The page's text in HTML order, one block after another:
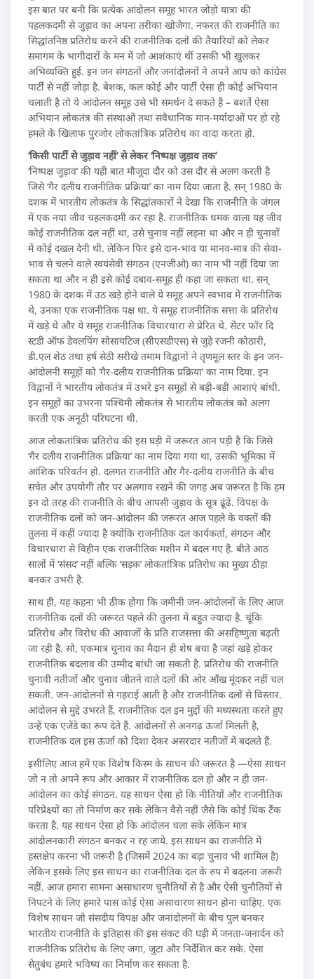
इस बात पर बनी कि प्रत्येक आंदोलन समूह भारत जोड़ो यात्रा की
पहलकदमी से जुड़ाव का अपना तरीका खोजेगा. नफरत की राजनीति का
सिद्धांतनिष्ठ प्रतिरोध करने की राजनीतिक दलों की तैयारियों को लेकर
समागम के भागीदारों के मन में जो आशंकाएं थीं उसकी भी खुलकर
अभिव्यक्ति हुई. इन जन संगठनों और जनांदोलनों ने अपने आप को कांग्रेस
पार्टी से नहीं जोड़ा है. बेशक, कल कोई और पार्टी ऐसा ही कोई अभियान
चलाती है तो ये आंदोलन समूह उसे भी समर्थन दे सकते हैं – बशर्ते ऐसा
अभियान लोकतंत्र की संस्थाओं तथा संवैधानिक मान-मर्यादाओं पर हो रहे
हमले के खिलाफ पुरजोर लोकतांत्रिक प्रतिरोध का वादा करता हो.
‘किसी पार्टी से जुड़ाव नहीं’ से लेकर ‘निष्पक्ष जुड़ाव तक’
‘निष्पक्ष जुड़ाव’ की यही बात मौजूदा दौर को उस दौर से अलग करती है
जिसे ‘गैर दलीय राजनीतिक प्रक्रिया’ का नाम दिया जाता है. सन् 1980 के
दशक में भारतीय लोकतंत्र के सिद्धांतकारों ने देखा कि राजनीति के जंगल
में एक नया जीव चहलकदमी कर रहा है. राजनीतिक धमक वाला यह जीव
कोई राजनीतिक दल नहीं था, उसे चुनाव नहीं लड़ना था और न ही चुनावों
में कोई दखल देनी थी. लेकिन फिर इसे दान-भाव या मानव-मात्र की सेवा-
भाव से चलने वाले स्वयंसेवी संगठन (एनजीओ) का नाम भी नहीं दिया जा
सकता था और न ही इसे कोई दबाव-समूह ही कहा जा सकता था. सन्
1980 के दशक में उठ खड़े होने वाले ये समूह अपने स्वभाव में राजनीतिक
थे, उनका एक राजनीतिक पक्ष था. ये समूह राजनीतिक सत्ता के प्रतिरोध
में खड़े थे और ये समूह राजनीतिक विचारधारा से प्रेरित थे. सेंटर फॉर दि
स्टडी ऑफ डेवलपिंग सोसायटिज (सीएसडीएस) से जुड़े रजनी कोठारी,
डी.एल शेठ तथा हर्ष सेठी सरीखे तमाम विद्वानों ने तृणमूल स्तर के इन जन-
आंदोलनी समूहों को ‘गैर-दलीय राजनीतिक प्रक्रिया’ का नाम दिया. इन
विद्वानों ने भारतीय लोकतंत्र में उभरे इन समूहों से बड़ी-बड़ी आशाएं बांधी.
इन समूहों का उभरना पश्चिमी लोकतंत्र से भारतीय लोकतंत्र को अलग
करती एक अनूठी परिघटना थी.
आज लोकतांत्रिक प्रतिरोध की इस घड़ी में जरूरत आन पड़ी है कि जिसे
‘गैर दलीय राजनीतिक प्रक्रिया’ का नाम दिया गया था, उसकी भूमिका में
आंशिक परिवर्तन हो. दलगत राजनीति और गैर-दलीय राजनीति के बीच
सचेत और उपयोगी तौर पर अलगाव रखने की जगह अब जरूरत है कि हम
इन दो तरह की राजनीति के बीच आपसी जुड़ाव के सूत्र ढूंढें. विपक्ष के
राजनीतिक दलों को जन-आंदोलन की जरूरत आज पहले के वक्तों की
तुलना में कहीं ज्यादा है क्योंकि राजनीतिक दल कार्यकर्ता, संगठन और
विचारधारा से विहीन एक राजनीतिक मशीन में बदल गए हैं. बीते आठ
सालों में ‘संसद’ नहीं बल्कि ‘सड़क’ लोकतांत्रिक प्रतिरोध का मुख्य ठीहा
बनकर उभरी है.
साथ ही, यह कहना भी ठीक होगा कि जमीनी जन-आंदोलनों के लिए आज
राजनीतिक दलों की जरूरत पहले की तुलना में बहुत ज्यादा है. चूंकि
प्रतिरोध और विरोध की आवाजों के प्रति राजसत्ता की असहिष्णुता बढ़ती
जा रही है. सो, एकमात्र चुनाव का मैदान ही शेष बचा है जहां खड़े होकर
राजनीतिक बदलाव की उम्मीद बांधी जा सकती है. प्रतिरोध की राजनीति
चुनावी नतीजों और चुनाव जीतने वाले दलों की ओर आँख मूंदकर नहीं चल
सकती. जन-आंदोलनों से गहराई आती है और राजनीतिक दलों से विस्तार.
आंदोलन से मुद्दे उभरते हैं, राजनीतिक दल इन मुद्दों की मध्यस्थता करते हुए
उन्हें एक एजेंडे का रूप देते हैं. आंदोलनों से अनगढ़ ऊर्जा मिलती है,
राजनीतिक दल इस ऊर्जा को दिशा देकर असरदार नतीजों में बदलते हैं.
इसीलिए आज हमें एक विशेष किस्म के साधन की जरूरत है —ऐसा साधन
जो न तो अपने रूप और आकार में राजनीतिक दल हो और न ही जन-
आंदोलन का कोई संगठन. यह साधन ऐसा हो कि नीतियों और राजनीतिक
परिप्रेक्ष्यों का तो निर्माण कर सके लेकिन वैसे नहीं जैसे कि कोई थिंक टैंक
करता है. यह साधन ऐसा हो कि आंदोलन चला सके लेकिन मात्र
आंदोलनकारी संगठन बनकर न रह जाये. इस साधन का राजनीति में
हस्तक्षेप करना भी जरूरी है (जिसमें 2024 का बड़ा चुनाव भी शामिल है)
लेकिन इसके लिए इस साधन का राजनीतिक दल के रुप में बदलना जरूरी
नहीं. आज हमारा सामना असाधारण चुनौतियों से है और ऐसी चुनौतियों से
निपटने के लिए हमारे पास कोई ऐसा असाधारण साधन होना चाहिए. एक
विशेष साधन जो संसदीय विपक्ष और जनांदोलनों के बीच पुल बनकर
भारतीय राजनीति के इतिहास की इस संकट की घड़ी में जनता-जनार्दन को
राजनीतिक प्रतिरोध के लिए जगा, जुटा और निर्देशित कर सके. ऐसा
सेतुबंध हमारे भविष्य का निर्माण कर सकता है.